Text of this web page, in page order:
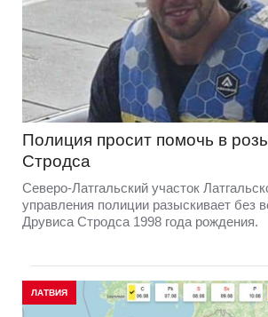
Полиция просит помочь в
Стродса
Северо-Латгальский участок
управления полиции разыскивает без
Друвиса Стродса 1998 года рождения.
ЛАТВИЯ